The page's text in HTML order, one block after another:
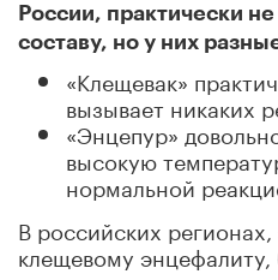
России, практически
составу, но у них
«Клещевак»
вызывает никаких
«Энцепур»
высокую
нормальной
В российских
клещевому энцефалиту,